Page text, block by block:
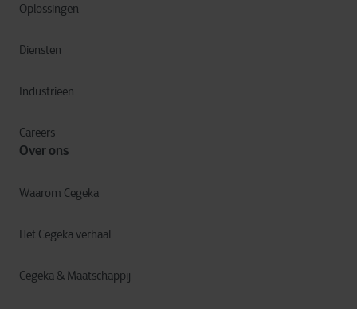
Oplossingen
Diensten
Industrieën
Careers
Over ons
Waarom Cegeka
Het Cegeka verhaal
Cegeka & Maatschappij